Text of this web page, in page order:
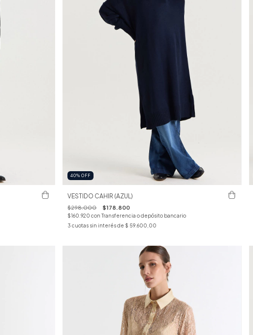
40%OFF
VESTIDO CAHIR (AZUL)
$298.000 $178.800
$160.920con Transferencia o depósito bancario
3 cuotas sin interés de $ 59.600,00